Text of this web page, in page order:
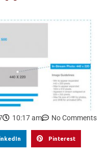
10:17 am
No Comments
Pinterest